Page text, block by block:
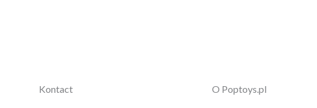
Kontact O Poptoys.pl